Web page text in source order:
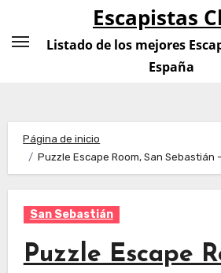
contenido
Escapistas
Listado de los mejores
España
Página de inicio
Puzzle Escape Room, San Sebastián
San Sebastián
Puzzle Escape